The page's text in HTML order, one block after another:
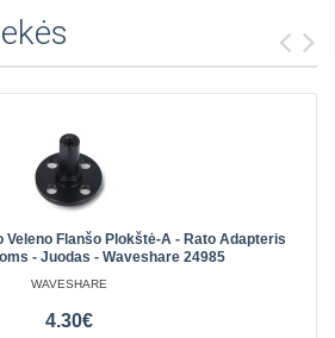
Veleno Flanšo Plokštė-A - Rato Adapteris
- Juodas - Waveshare 24985
WAVESHARE
4.30€